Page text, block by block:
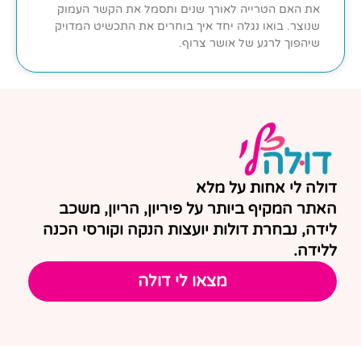
את האם הטרייה לאורך שנים ותסמל את הקשר העמוק
שנוצר. בואו נגלה יחד איך בוחרים את התכשיט המדויק
שיהפוך לרגע של אושר צרוף.
דולה לי אחות על מלא
האתר המקיף ביותר על פיריון, הריון, משכב
לידה, נבחרת דולות יועצות הנקה וקורסי הכנה
ללידה.
מצאו לי דולה